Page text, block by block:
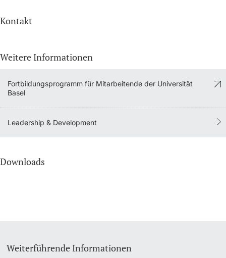
Kontakt
Weitere Informationen
Fortbildungsprogramm für Mitarbeitende der Universität
Basel
Leadership & Development
Downloads
Weiterführende Informationen